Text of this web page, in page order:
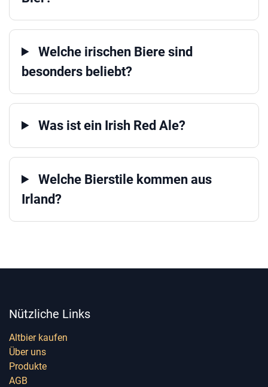
Welche irischen Biere sind
besonders beliebt?
Was ist ein Irish Red Ale?
Welche Bierstile kommen aus
Irland?
Nützliche Links
Altbier kaufen
Über uns
Produkte
AGB